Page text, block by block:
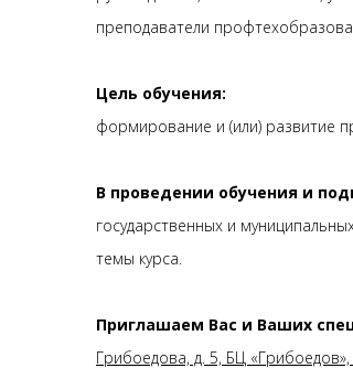
преподаватели
Цель обучения:
формирование и (или) развитие
В проведении обучения и
государственных и
темы курса.
Приглашаем Вас и Ваших
Грибоедова, д. 5, БЦ